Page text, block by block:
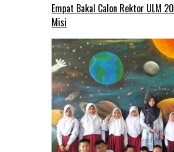
Empat Bakal Calon Rektor ULM
Misi